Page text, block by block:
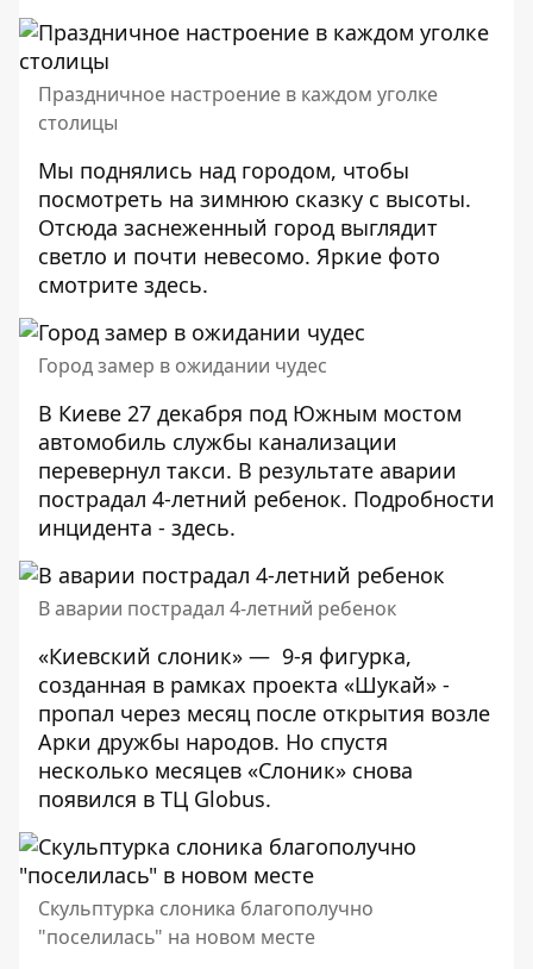
Праздничное настроение в каждом уголке
столицы
Мы поднялись над городом, чтобы
посмотреть на зимнюю сказку с высоты.
Отсюда заснеженный город выглядит
светло и почти невесомо. Яркие фото
смотрите здесь.
Город замер в ожидании чудес
В Киеве 27 декабря под Южным мостом
автомобиль службы канализации
перевернул такси. В результате аварии
пострадал 4-летний ребенок. Подробности
инцидента - здесь.
В аварии пострадал 4-летний ребенок
«Киевский слоник» — 9-я фигурка,
созданная в рамках проекта «Шукай» -
пропал через месяц после открытия возле
Арки дружбы народов. Но спустя
несколько месяцев «Слоник» снова
появился в ТЦ Globus.
Скульптурка слоника благополучно
"поселилась" на новом месте